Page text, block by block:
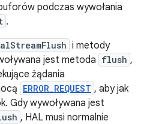
podczas wywołania
.
i metody
jest metoda flush ,
żądania
ERROR_REQUEST , aby jak
Gdy wywoływana jest
, HAL musi normalnie